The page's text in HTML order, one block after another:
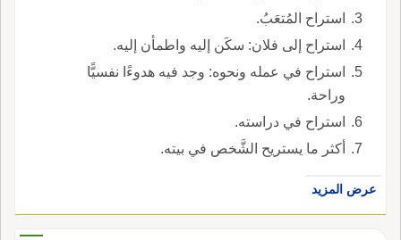
استراح المُتعَبُ.
استراح إلى فلان: سكَن إليه واطمأن إليه.
استراح في عمله ونحوه: وجد فيه هدوءًا نفسيًّا
وراحة.
استراح في دراسته.
أكثر ما يستريح الشَّخص في بيته.
عرض المزيد